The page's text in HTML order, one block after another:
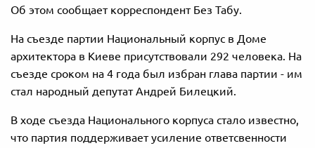
Об этом сообщает корреспондент Без Табу.
На съезде партии Национальный корпус в Доме
архитектора в Киеве присутствовали 292 человека. На
съезде сроком на 4 года был избран глава партии - им
стал народный депутат Андрей Билецкий.
В ходе съезда Национального корпуса стало известно,
что партия поддерживает усиление ответсвенности